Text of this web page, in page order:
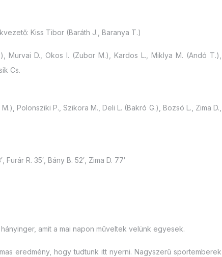
Kiss Tibor (Baráth J., Baranya T.)
Murvai D., Okos I. (Zubor M.), Kardos L., Miklya M. (Andó T.),
Cs.
Polonsziki P., Szikora M., Deli L. (Bakró G.), Bozsó L., Zima D.,
R. 35′, Bány B. 52′, Zima D. 77′
amit a mai napon műveltek velünk egyesek.
eredmény, hogy tudtunk itt nyerni. Nagyszerű sportemberek